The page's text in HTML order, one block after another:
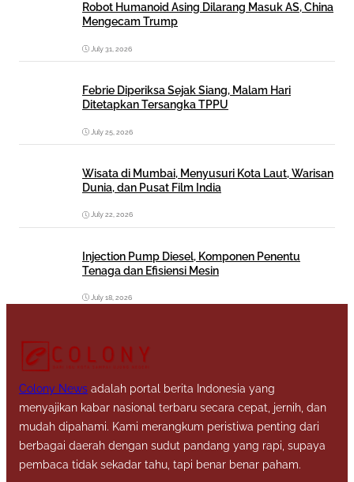
Robot Humanoid Asing Dilarang Masuk AS, China
Mengecam Trump
July 31, 2026
Febrie Diperiksa Sejak Siang, Malam Hari
Ditetapkan Tersangka TPPU
July 25, 2026
Wisata di Mumbai, Menyusuri Kota Laut, Warisan
Dunia, dan Pusat Film India
July 22, 2026
Injection Pump Diesel, Komponen Penentu
Tenaga dan Efisiensi Mesin
July 18, 2026
Colony News adalah portal berita Indonesia yang
menyajikan kabar nasional terbaru secara cepat, jernih, dan
mudah dipahami. Kami merangkum peristiwa penting dari
berbagai daerah dengan sudut pandang yang rapi, supaya
pembaca tidak sekadar tahu, tapi benar benar paham.